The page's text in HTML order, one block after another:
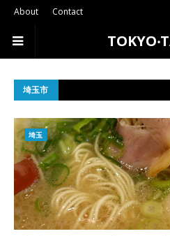
About Contact
埼玉市
埼玉